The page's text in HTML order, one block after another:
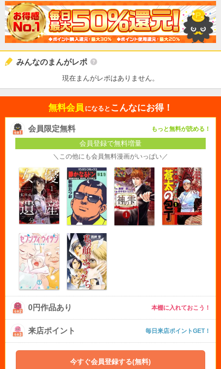
みんなのまんがレポ
現在まんがレポはありません。
無料会員 になると こんなにお得！
会員限定無料 もっと無料が読める！
会員登録で無料増量
＼この他にも会員無料漫画がいっぱい／
0円作品あり 本棚に入れておこう！
来店ポイント 毎日来店ポイントGET！
今すぐ会員登録する(無料)